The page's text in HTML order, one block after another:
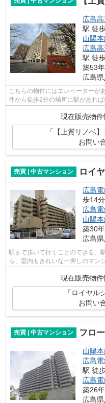
広島
駅 徒
山陽
広島
駅 徒
築53
広島県
こちらの物件にはエレベーターが
件から徒歩2分の場所に駅があれ
現在販売物件
「【上質リノベ
お問い
売買 | 中古マンション ロイ
広島
歩14分
広島
山陽
築30
広島県
駅まで歩いて行くことのできる、
ら、室内もきれいな一押しのマン
要望にお応えし、より快適で素敵
現在販売物件
「ロイヤル
お問い
売買 | 中古マンション フロ
山陽
広島
駅 徒
広島
築26
広島県